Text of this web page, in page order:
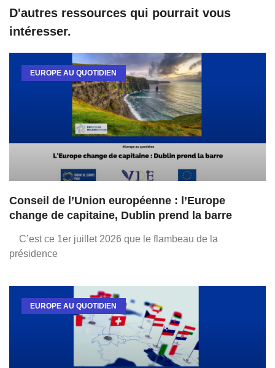
D'autres ressources qui pourrait vous
intéresser.
EUROPE AU QUOTIDIEN
Conseil de l’Union européenne : l’Europe
change de capitaine, Dublin prend la barre
C’est ce 1er juillet 2026 que le flambeau de la
présidence
EUROPE AU QUOTIDIEN